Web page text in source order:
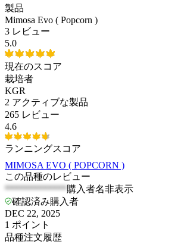
製品
Mimosa Evo ( Popcorn )
3 レビュー
5.0
現在のスコア
栽培者
KGR
2 アクティブな製品
265 レビュー
4.6
ランニングスコア
MIMOSA EVO ( POPCORN )
この品種のレビュー
*************購入者名非表示
確認済み購入者
DEC 22, 2025
1 ポイント
品種注文履歴